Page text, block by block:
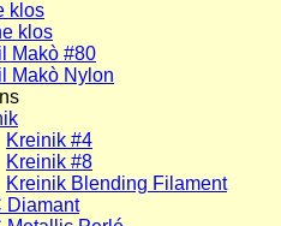
klos
klos
Makò #80
Makò Nylon
Kreinik #4
Kreinik #8
Kreinik Blending Filament
Diamant